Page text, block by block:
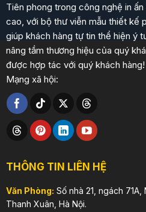
Tiên phong trong công nghệ in
cao, với bộ thư viễn mẫu thiết kế
giúp khách hàng tự tin thể hiện ý
nâng tầm thương hiệu của quý
được hợp tác với quý khách hàng!
Mạng xã hội:
THÔNG TIN LIÊN HỆ
Văn Phòng: Số nhà 21, ngách
Thanh Xuân, Hà Nội.